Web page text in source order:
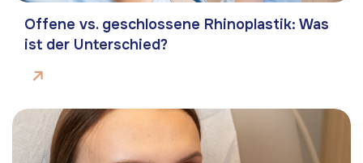
Offene vs. geschlossene Rhinoplastik: Was
ist der Unterschied?